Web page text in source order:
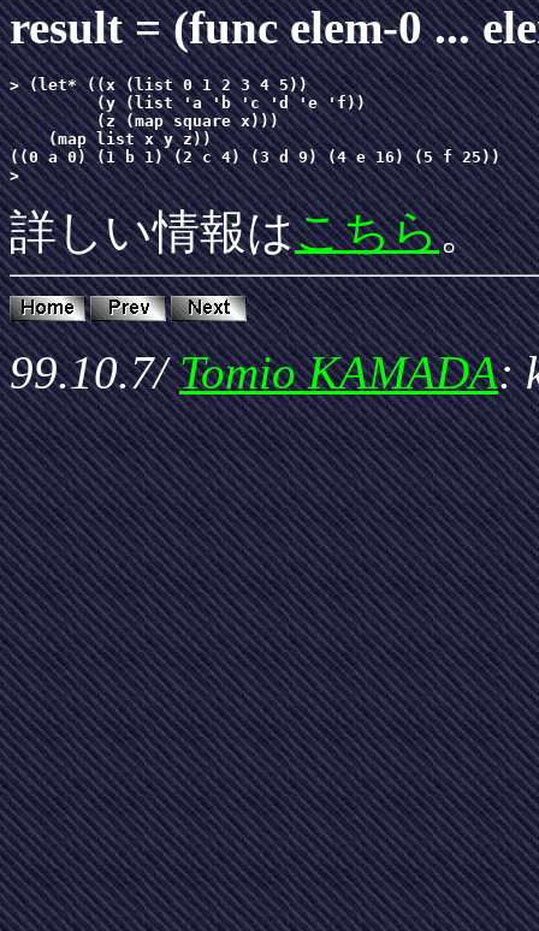
result = (func elem-0 ...
> (let* ((x (list 0 1 2 3 4 5))
         (y (list 'a 'b 'c 'd 'e 'f))
         (z (map square x)))
    (map list x y z))
((0 a 0) (1 b 1) (2 c 4) (3 d 9) (4 e 16) (5 f 25))
詳しい情報はこちら。
99.10.7/Tomio KAMADA: